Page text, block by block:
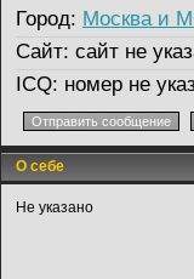
Город: Москва и
Сайт: сайт не
ICQ: номер не
О себе
Не указано